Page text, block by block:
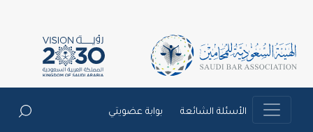
الأسئلة الشائعة بوابة عضويتي